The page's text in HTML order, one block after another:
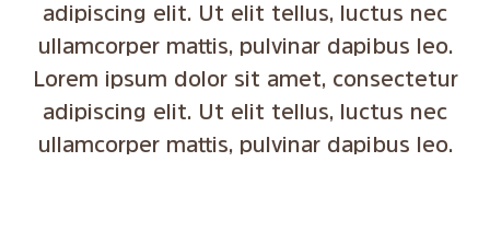
adipiscing elit. Ut elit tellus, luctus nec
ullamcorper mattis, pulvinar dapibus leo.
Lorem ipsum dolor sit amet, consectetur
adipiscing elit. Ut elit tellus, luctus nec
ullamcorper mattis, pulvinar dapibus leo.